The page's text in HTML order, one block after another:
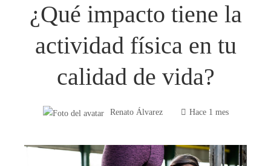
¿Qué impacto tiene la
actividad física en tu
calidad de vida?
Renato Álvarez Hace 1 mes